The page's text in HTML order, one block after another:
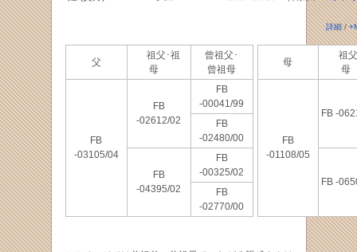
詳細/
父
祖父･祖
母
曾祖父･
曾祖母
FB
-03105/04
FB
-02612/02
FB
-00041/99
FB
-02480/00
FB
-04395/02
FB
-00325/02
FB
-02770/00
母
祖
FB
-01108/05
FB -
FB -